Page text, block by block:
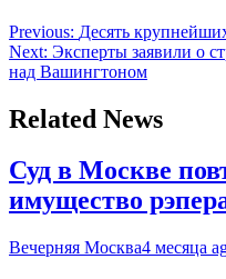
Previous: Десять
Next: Эксперты заявили о
над Вашингтоном
Related News
Суд в Москве
имущество
Вечерняя Москва4 месяца